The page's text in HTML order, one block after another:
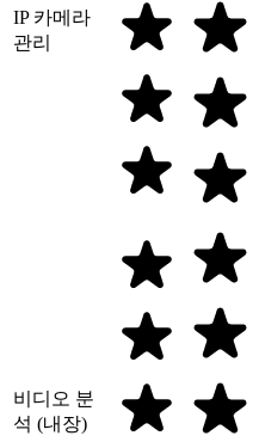
IP 카메라
관리
비디오 분
석 (내장)